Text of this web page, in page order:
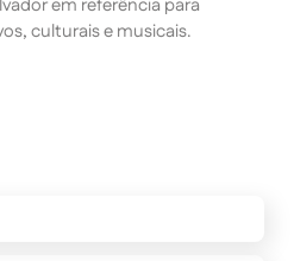
em referência para
culturais e musicais.